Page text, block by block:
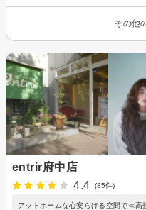
その他
entrir府中店
4.4
(85件)
アットホームな心安らげる空間で≪